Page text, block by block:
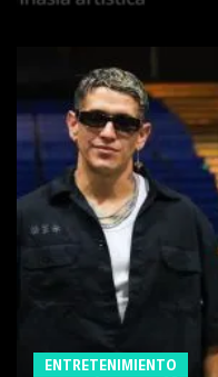
ENTRETENIMIENTO